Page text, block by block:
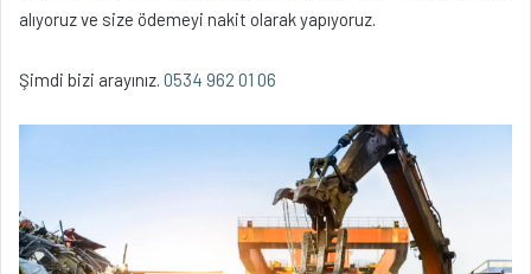
alıyoruz ve size ödemeyi nakit olarak yapıyoruz.
Şimdi bizi arayınız. 0534 962 01 06